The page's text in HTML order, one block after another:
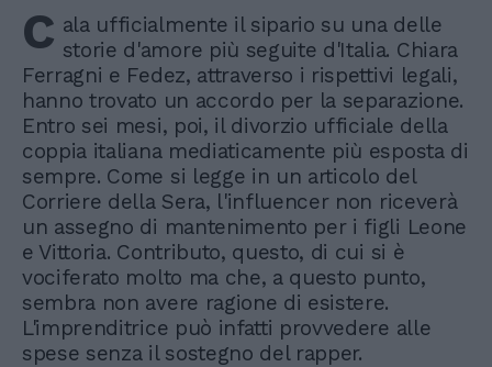
C ala ufficialmente il sipario su una delle
storie d'amore più seguite d'Italia. Chiara
Ferragni e Fedez, attraverso i rispettivi legali,
hanno trovato un accordo per la separazione.
Entro sei mesi, poi, il divorzio ufficiale della
coppia italiana mediaticamente più esposta di
sempre. Come si legge in un articolo del
Corriere della Sera, l'influencer non riceverà
un assegno di mantenimento per i figli Leone
e Vittoria. Contributo, questo, di cui si è
vociferato molto ma che, a questo punto,
sembra non avere ragione di esistere.
L'imprenditrice può infatti provvedere alle
spese senza il sostegno del rapper.